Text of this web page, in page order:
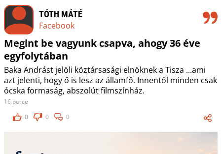
TÓTH MÁTÉ
Facebook
Megint be vagyunk csapva, ahogy 36 éve
egyfolytában
Baka Andrást jelöli köztársasági elnöknek a Tisza ...ami
azt jelenti, hogy ő is lesz az államfő. Innentől minden csak
ócska formaság, abszolút filmszínház.
16 perce
0
0 0